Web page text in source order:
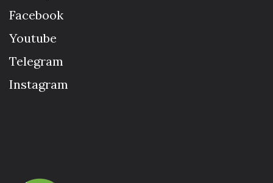
Facebook
Youtube
Telegram
Instagram